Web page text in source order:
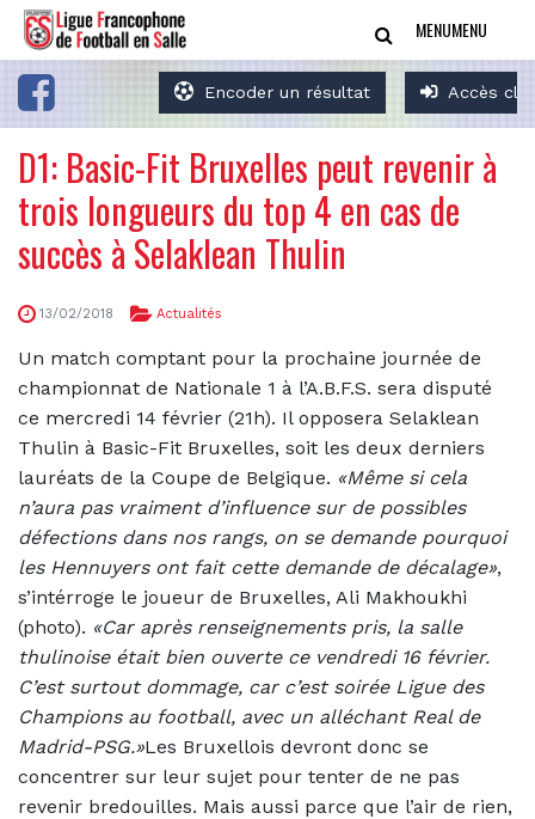
Encoder un résultat Accès
MENUMENU
D1: Basic-Fit Bruxelles peut revenir à
trois longueurs du top 4 en cas de
succès à Selaklean Thulin
13/02/2018 Actualités
Un match comptant pour la prochaine journée de
championnat de Nationale 1 à l’A.B.F.S. sera disputé
ce mercredi 14 février (21h). Il opposera Selaklean
Thulin à Basic-Fit Bruxelles, soit les deux derniers
lauréats de la Coupe de Belgique. «Même si cela
n’aura pas vraiment d’influence sur de possibles
défections dans nos rangs, on se demande pourquoi
les Hennuyers ont fait cette demande de décalage»,
s’intérroge le joueur de Bruxelles, Ali Makhoukhi
(photo). «Car après renseignements pris, la salle
thulinoise était bien ouverte ce vendredi 16 février.
C’est surtout dommage, car c’est soirée Ligue des
Champions au football, avec un alléchant Real de
Madrid-PSG.»Les Bruxellois devront donc se
concentrer sur leur sujet pour tenter de ne pas
revenir bredouilles. Mais aussi parce que l’air de rien,